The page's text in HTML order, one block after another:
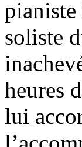
soliste
heures
lui